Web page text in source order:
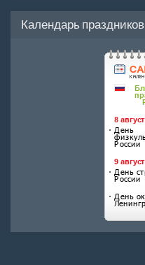
Календарь праздников